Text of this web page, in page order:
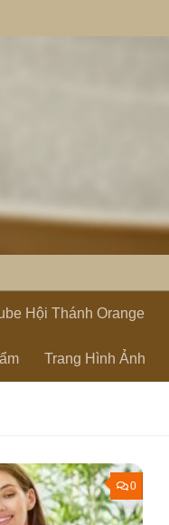
Hội Thánh Orange
Trang Hình Ảnh
0